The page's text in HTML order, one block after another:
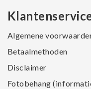
Algemene
Betaalmethoden
Disclaimer
Fotobehang